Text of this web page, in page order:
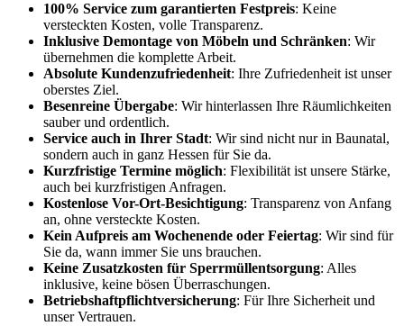
100% Service zum garantierten Festpreis: Keine
versteckten Kosten, volle Transparenz.
Inklusive Demontage von Möbeln und Schränken: Wir
übernehmen die komplette Arbeit.
Absolute Kundenzufriedenheit: Ihre Zufriedenheit ist unser
oberstes Ziel.
Besenreine Übergabe: Wir hinterlassen Ihre Räumlichkeiten
sauber und ordentlich.
Service auch in Ihrer Stadt: Wir sind nicht nur in Baunatal,
sondern auch in ganz Hessen für Sie da.
Kurzfristige Termine möglich: Flexibilität ist unsere Stärke,
auch bei kurzfristigen Anfragen.
Kostenlose Vor-Ort-Besichtigung: Transparenz von Anfang
an, ohne versteckte Kosten.
Kein Aufpreis am Wochenende oder Feiertag: Wir sind für
Sie da, wann immer Sie uns brauchen.
Keine Zusatzkosten für Sperrmüllentsorgung: Alles
inklusive, keine bösen Überraschungen.
Betriebshaftpflichtversicherung: Für Ihre Sicherheit und
unser Vertrauen.